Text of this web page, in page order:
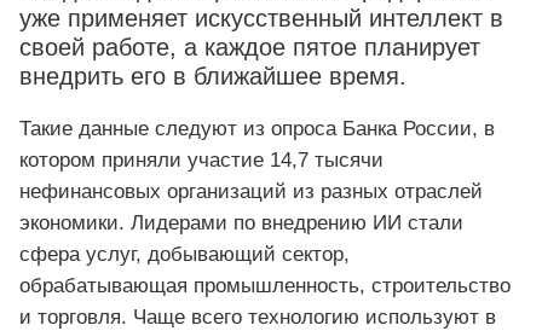
уже применяет искусственный интеллект в
своей работе, а каждое пятое планирует
внедрить его в ближайшее время.
Такие данные следуют из опроса Банка России, в
котором приняли участие 14,7 тысячи
нефинансовых организаций из разных отраслей
экономики. Лидерами по внедрению ИИ стали
сфера услуг, добывающий сектор,
обрабатывающая промышленность, строительство
и торговля. Чаще всего технологию используют в